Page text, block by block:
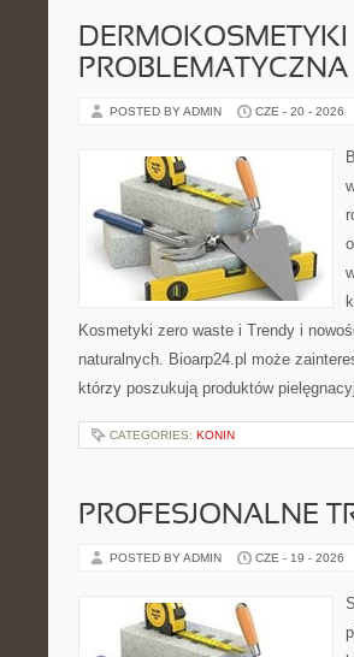
PROBLEMATYCZNA
POSTED BY ADMIN CZE - 20 - 2026
Kosmetyki zero waste i Trendy i
naturalnych. Bioarp24.pl może
którzy poszukują produktów
CATEGORIES: KONIN
PROFESJONALNE
POSTED BY ADMIN CZE - 19 - 2026